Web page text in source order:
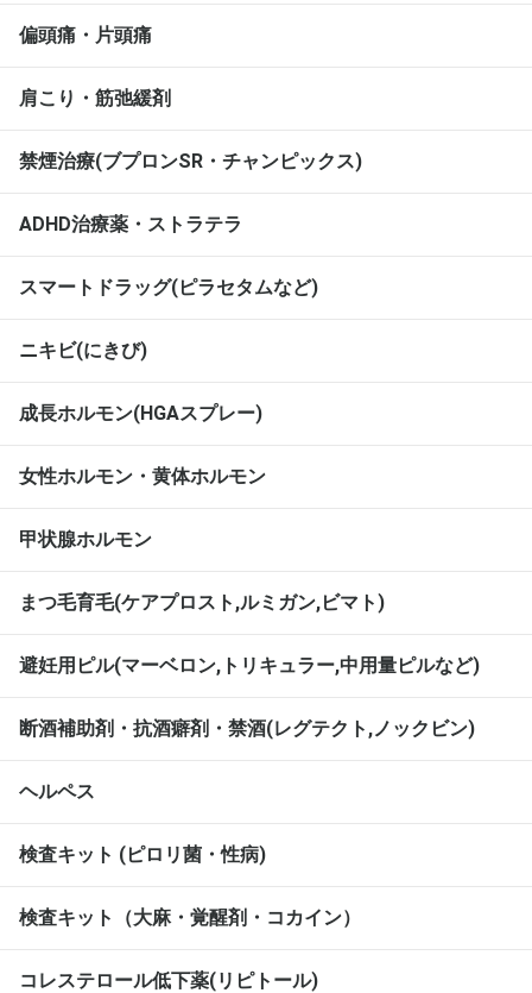
偏頭痛・片頭痛
肩こり・筋弛緩剤
禁煙治療(ブプロンSR・チャンピックス)
ADHD治療薬・ストラテラ
スマートドラッグ(ピラセタムなど)
ニキビ(にきび)
成長ホルモン(HGAスプレー)
女性ホルモン・黄体ホルモン
甲状腺ホルモン
まつ毛育毛(ケアプロスト,ルミガン,ビマト)
避妊用ピル(マーベロン,トリキュラー,中用量ピルなど)
断酒補助剤・抗酒癖剤・禁酒(レグテクト,ノックビン)
ヘルペス
検査キット (ピロリ菌・性病)
検査キット（大麻・覚醒剤・コカイン）
コレステロール低下薬(リピトール)